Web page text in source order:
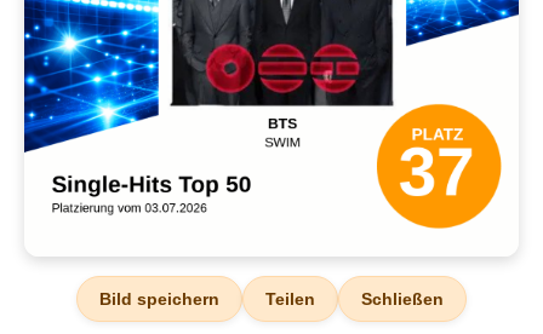
Bild speichern Teilen Schließen